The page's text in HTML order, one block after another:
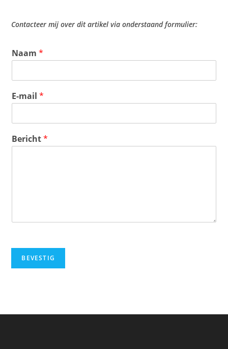
Contacteer mij over dit artikel via onderstaand formulier:
Naam*
E-mail*
Bericht*
BEVESTIG